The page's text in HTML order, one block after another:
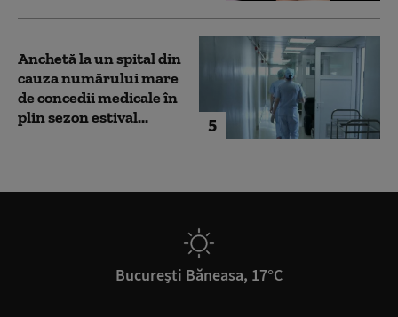
5
Anchetă la un spital din
cauza numărului mare
de concedii medicale în
plin sezon estival...
București Băneasa, 17°C